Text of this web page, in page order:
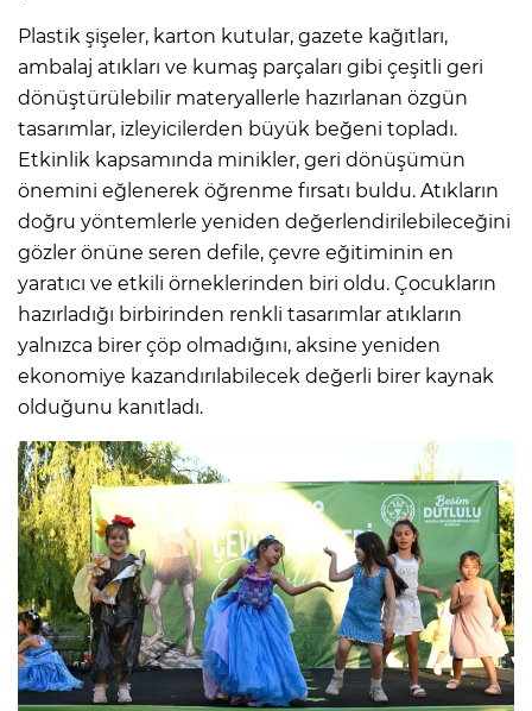
Plastik şişeler, karton kutular, gazete kağıtları,
ambalaj atıkları ve kumaş parçaları gibi çeşitli geri
dönüştürülebilir materyallerle hazırlanan özgün
tasarımlar, izleyicilerden büyük beğeni topladı.
Etkinlik kapsamında minikler, geri dönüşümün
önemini eğlenerek öğrenme fırsatı buldu. Atıkların
doğru yöntemlerle yeniden değerlendirilebileceğini
gözler önüne seren defile, çevre eğitiminin en
yaratıcı ve etkili örneklerinden biri oldu. Çocukların
hazırladığı birbirinden renkli tasarımlar atıkların
yalnızca birer çöp olmadığını, aksine yeniden
ekonomiye kazandırılabilecek değerli birer kaynak
olduğunu kanıtladı.